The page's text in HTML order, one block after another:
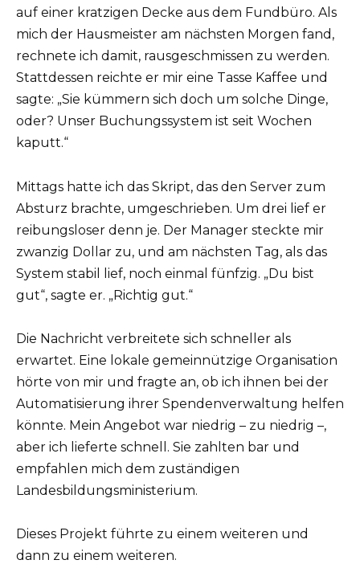
auf einer kratzigen Decke aus dem Fundbüro. Als
mich der Hausmeister am nächsten Morgen fand,
rechnete ich damit, rausgeschmissen zu werden.
Stattdessen reichte er mir eine Tasse Kaffee und
sagte: „Sie kümmern sich doch um solche Dinge,
oder? Unser Buchungssystem ist seit Wochen
kaputt.“
Mittags hatte ich das Skript, das den Server zum
Absturz brachte, umgeschrieben. Um drei lief er
reibungsloser denn je. Der Manager steckte mir
zwanzig Dollar zu, und am nächsten Tag, als das
System stabil lief, noch einmal fünfzig. „Du bist
gut“, sagte er. „Richtig gut.“
Die Nachricht verbreitete sich schneller als
erwartet. Eine lokale gemeinnützige Organisation
hörte von mir und fragte an, ob ich ihnen bei der
Automatisierung ihrer Spendenverwaltung helfen
könnte. Mein Angebot war niedrig – zu niedrig –,
aber ich lieferte schnell. Sie zahlten bar und
empfahlen mich dem zuständigen
Landesbildungsministerium.
Dieses Projekt führte zu einem weiteren und
dann zu einem weiteren.